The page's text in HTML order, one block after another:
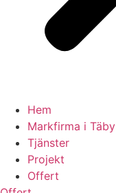
Hem
Markfirma i Täby
Tjänster
Projekt
Offert